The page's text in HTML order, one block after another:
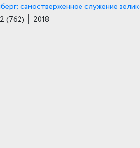
самоотверженное служение
(762) │ 2018